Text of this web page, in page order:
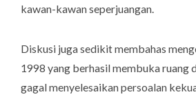
kawan-kawan seperjuangan.
Diskusi juga sedikit membahas
1998 yang berhasil membuka ruang
gagal menyelesaikan persoalan